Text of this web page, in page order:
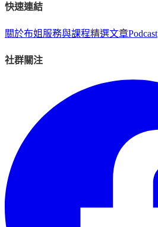
快速連結
關於布姐 服務與課程精選文章Podcast
社群關注